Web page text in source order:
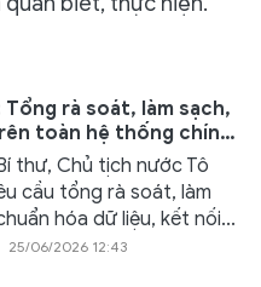
rà soát, làm sạch,
toàn hệ thống chính
thư, Chủ tịch nước Tô
cầu tổng rà soát, làm
hóa dữ liệu, kết nối...
25/06/2026 12:43